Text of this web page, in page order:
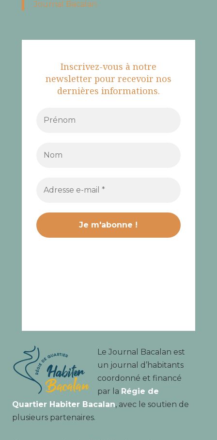
Journal Bacalan
Inscrivez-vous à notre
newsletter pour recevoir nos
dernières informations.
Le Journal Bacalan est
un journal d’habitants
coordonné et financé
par la Régie de
Quartier Habiter Bacalan, avec le soutien de
plusieurs partenaires.